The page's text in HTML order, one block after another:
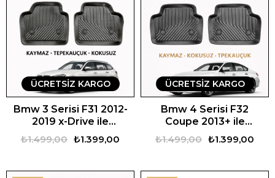
Bmw 3 Serisi F31 2012-
2019 x-Drive ile
Uyumlu 3D Oto Paspas
Premium
₺1.399,00
₺1.499,00
ÜCRETSIZ KARGO
Bmw 4 Serisi F32
Coupe 2013+ ile
Uyumlu 3D Oto Paspas
Premium
₺1.399,00
₺1.499,00
ÜCRETSIZ KARGO